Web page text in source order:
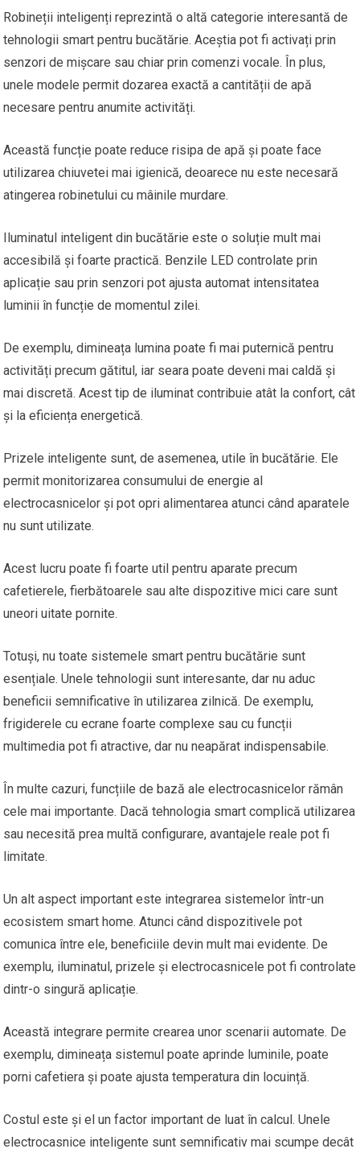
Robineții inteligenți reprezintă o altă categorie interesantă de
tehnologii smart pentru bucătărie. Aceștia pot fi activați prin
senzori de mișcare sau chiar prin comenzi vocale. În plus,
unele modele permit dozarea exactă a cantității de apă
necesare pentru anumite activități.
Această funcție poate reduce risipa de apă și poate face
utilizarea chiuvetei mai igienică, deoarece nu este necesară
atingerea robinetului cu mâinile murdare.
Iluminatul inteligent din bucătărie este o soluție mult mai
accesibilă și foarte practică. Benzile LED controlate prin
aplicație sau prin senzori pot ajusta automat intensitatea
luminii în funcție de momentul zilei.
De exemplu, dimineața lumina poate fi mai puternică pentru
activități precum gătitul, iar seara poate deveni mai caldă și
mai discretă. Acest tip de iluminat contribuie atât la confort, cât
și la eficiența energetică.
Prizele inteligente sunt, de asemenea, utile în bucătărie. Ele
permit monitorizarea consumului de energie al
electrocasnicelor și pot opri alimentarea atunci când aparatele
nu sunt utilizate.
Acest lucru poate fi foarte util pentru aparate precum
cafetierele, fierbătoarele sau alte dispozitive mici care sunt
uneori uitate pornite.
Totuși, nu toate sistemele smart pentru bucătărie sunt
esențiale. Unele tehnologii sunt interesante, dar nu aduc
beneficii semnificative în utilizarea zilnică. De exemplu,
frigiderele cu ecrane foarte complexe sau cu funcții
multimedia pot fi atractive, dar nu neapărat indispensabile.
În multe cazuri, funcțiile de bază ale electrocasnicelor rămân
cele mai importante. Dacă tehnologia smart complică utilizarea
sau necesită prea multă configurare, avantajele reale pot fi
limitate.
Un alt aspect important este integrarea sistemelor într-un
ecosistem smart home. Atunci când dispozitivele pot
comunica între ele, beneficiile devin mult mai evidente. De
exemplu, iluminatul, prizele și electrocasnicele pot fi controlate
dintr-o singură aplicație.
Această integrare permite crearea unor scenarii automate. De
exemplu, dimineața sistemul poate aprinde luminile, poate
porni cafetiera și poate ajusta temperatura din locuință.
Costul este și el un factor important de luat în calcul. Unele
electrocasnice inteligente sunt semnificativ mai scumpe decât